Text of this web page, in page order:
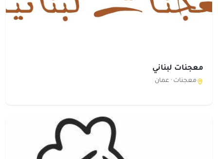
معجنات لبناني
معجنات · عمان